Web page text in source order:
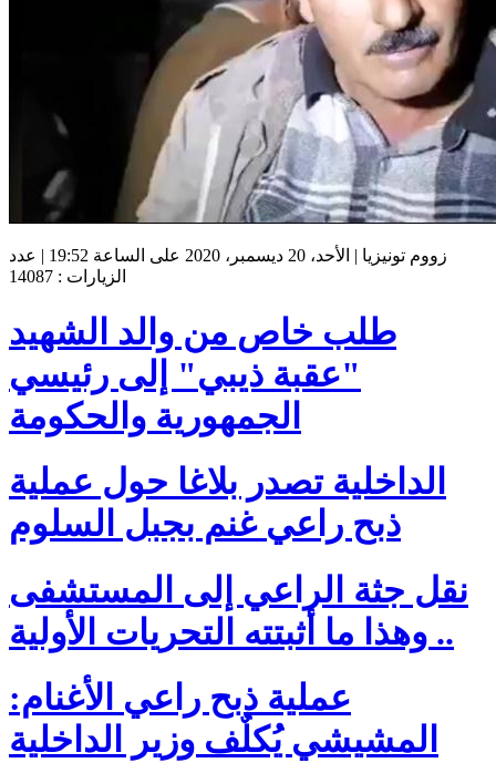
زووم تونيزيا | الأحد، 20 ديسمبر، 2020 على الساعة 19:52 | عدد
الزيارات : 14087
طلب خاص من والد الشهيد
"عقبة ذيبي" إلى رئيسي
الجمهورية والحكومة
الداخلية تصدر بلاغا حول عملية
ذبح راعي غنم بجبل السلوم
نقل جثة الراعي إلى المستشفى
.. وهذا ما أثبتته التحريات الأولية
عملية ذبح راعي الأغنام:
المشيشي يُكلٌف وزير الداخلية